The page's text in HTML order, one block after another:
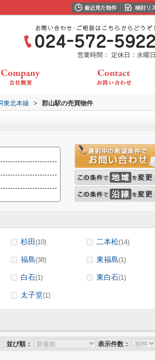
営業時間： 定休日：水曜日
東北本線 > 郡山駅の売買物件
杉田(10) 二本松(14)
福島(38) 東福島(1)
白石(1) 東白石(1)
太子堂(1)
並び順： 表示件数：